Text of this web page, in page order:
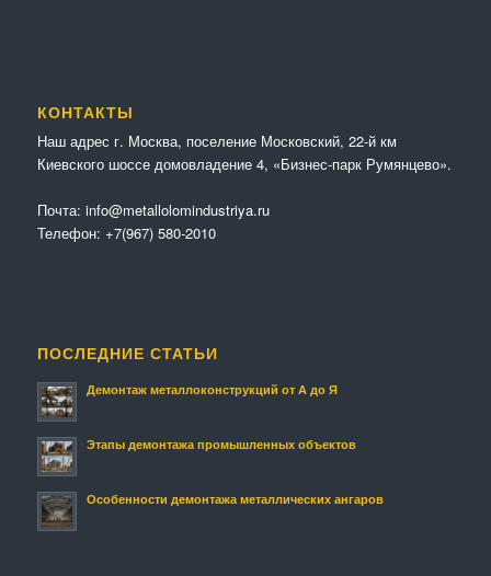
КОНТАКТЫ
Наш адрес г. Москва, поселение Московский, 22-й км
Киевского шоссе домовладение 4, «Бизнес-парк Румянцево».
Почта: info@metallolomindustriya.ru
Телефон: +7(967) 580-2010
ПОСЛЕДНИЕ СТАТЬИ
Демонтаж металлоконструкций от А до Я
Этапы демонтажа промышленных объектов
Особенности демонтажа металлических ангаров